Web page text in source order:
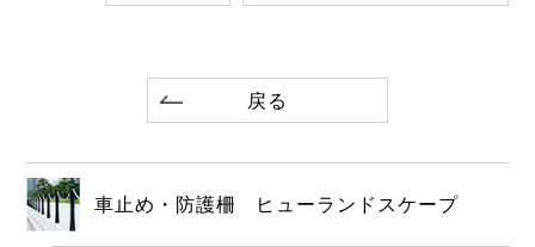
戻る
車止め・防護柵 ヒューランドスケープ